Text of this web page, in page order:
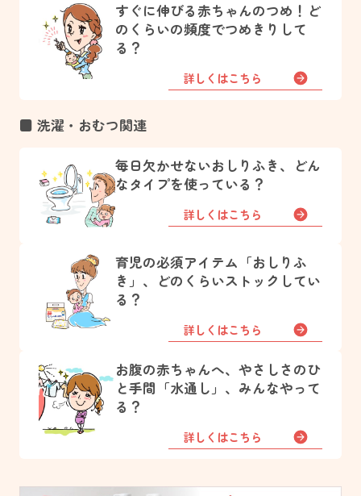
すぐに伸びる赤ちゃんのつめ！ど
のくらいの頻度でつめきりして
る？
詳しくはこちら
■ 洗濯・おむつ関連
毎日欠かせないおしりふき、どん
なタイプを使っている？
詳しくはこちら
育児の必須アイテム「おしりふ
き」、どのくらいストックしてい
る？
詳しくはこちら
お腹の赤ちゃんへ、やさしさのひ
と手間「水通し」、みんなやって
る？
詳しくはこちら